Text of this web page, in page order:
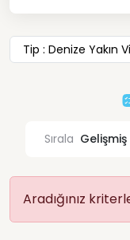
Tip : Denize Yakın
Sırala
Aradığınız